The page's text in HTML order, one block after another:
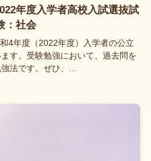
年度入学者高校入試選抜試
：社会
4年度（2022年度）入学者の公立
す。受験勉強において、過去問を
法です。ぜひ、...